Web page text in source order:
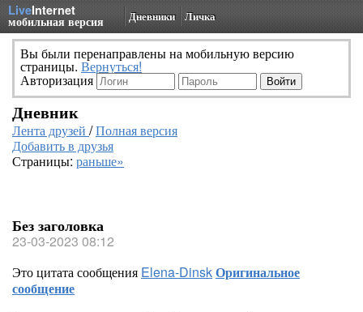
LiveInternet
мобильная версия Дневники Личка
Вы были перенаправлены на мобильную версию
страницы. Вернуться!
Авторизация
Дневник
Лента друзей /Полная версия
Добавить в друзья
Страницы: раньше»
Без заголовка
23-03-2023 08:12
Это цитата сообщения Elena-DinskОригинальное
сообщение